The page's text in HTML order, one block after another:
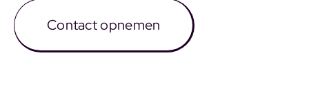
Contact opnemen